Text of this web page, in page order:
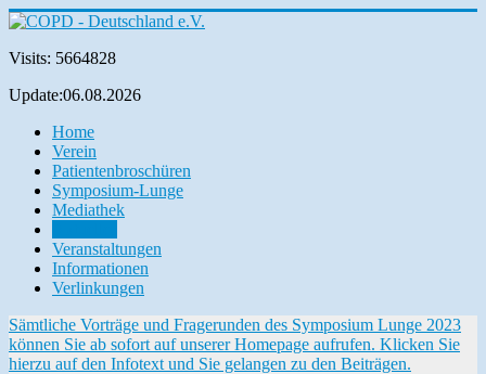
Visits: 5664828
Update:06.08.2026
Home
Verein
Patientenbroschüren
Symposium-Lunge
Mediathek
Veranstaltungen
Informationen
Verlinkungen
Sämtliche Vorträge und Fragerunden des Symposium Lunge 2023
können Sie ab sofort auf unserer Homepage aufrufen. Klicken Sie
hierzu auf den Infotext und Sie gelangen zu den Beiträgen.